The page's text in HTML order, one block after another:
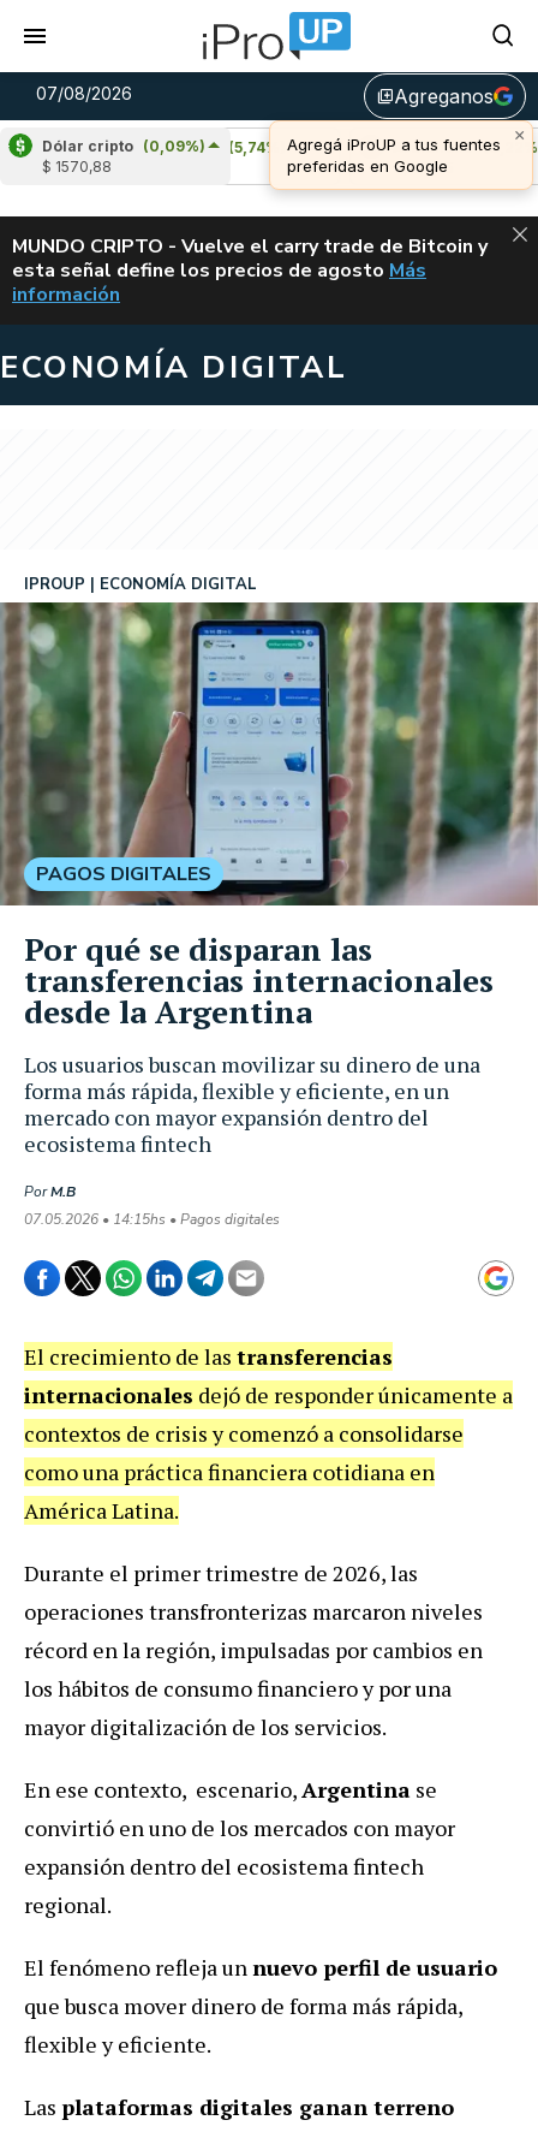
07/08/2026 library_addAgreganos
Dólar cripto (0,09%)
$ 1570,88
Cardano (5,74%)
u$s 0,20
Avalanche (0,22%)
u$s 6,45
ALERTA
MUNDO CRIPTO - Vuelve el carry trade de Bitcoin y
esta señal define los precios de agosto VUELVE EL
Más
información
ECONOMÍA DIGITAL
Los usuarios buscan movilizar su dinero de una
forma más rápida, flexible y eficiente, en un
mercado con mayor expansión dentro del
ecosistema fintech
IPROUP ECONOMÍA DIGITAL
PorM.B
07.05.2026 • 14:15hs • Pagos digitales
PAGOS DIGITALES
Por qué se disparan las
transferencias internacionales
desde la Argentina
El crecimiento de las transferencias
internacionales dejó de responder únicamente a
contextos de crisis y comenzó a consolidarse
como una práctica financiera cotidiana en
América Latina.
Durante el primer trimestre de 2026, las
operaciones transfronterizas marcaron niveles
récord en la región, impulsadas por cambios en
los hábitos de consumo financiero y por una
mayor digitalización de los servicios.
En ese contexto, escenario,Argentina se
convirtió en uno de los mercados con mayor
expansión dentro del ecosistema fintech
regional.
El fenómeno refleja unnuevo perfil de usuario
que busca mover dinero de forma más rápida,
flexible y eficiente.
Las plataformas digitales ganan terreno